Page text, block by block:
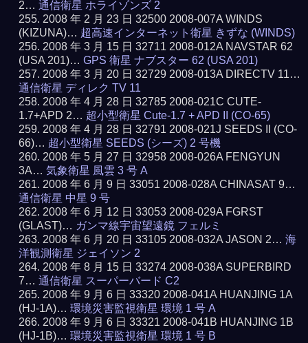
2…通信衛星 ホライゾンズ 2
2008 年 2 月 23 日 32500 2008-007A WINDS
(KIZUNA)… 超高速インターネット衛星 きずな (WINDS)
2008 年 3 月 15 日 32711 2008-012A NAVSTAR 62
(USA 201)…GPS 衛星 ナブスター 62 (USA 201)
2008 年 3 月 20 日 32729 2008-013A DIRECTV 11…
通信衛星 ディレク TV 11
2008 年 4 月 28 日 32785 2008-021C CUTE-
1.7+APD 2… 超小型衛星 Cute-1.7 + APD II (CO-65)
2008 年 4 月 28 日 32791 2008-021J SEEDS II (CO-
66)… 超小型衛星 SEEDS (シーズ) 2 号機
2008 年 5 月 27 日 32958 2008-026A FENGYUN
3A…気象衛星 風雲 3 号 A
2008 年 6 月 9 日 33051 2008-028A CHINASAT 9…
通信衛星 中星 9 号
2008 年 6 月 12 日 33053 2008-029A FGRST
(GLAST)… ガンマ線宇宙望遠鏡 フェルミ
2008 年 6 月 20 日 33105 2008-032A JASON 2…海
洋観測衛星 ジェイソン 2
2008 年 8 月 15 日 33274 2008-038A SUPERBIRD
7…通信衛星 スーパーバード C2
2008 年 9 月 6 日 33320 2008-041A HUANJING 1A
(HJ-1A)…環境災害監視衛星 環境 1 号 A
2008 年 9 月 6 日 33321 2008-041B HUANJING 1B
(HJ-1B)…環境災害監視衛星 環境 1 号 B